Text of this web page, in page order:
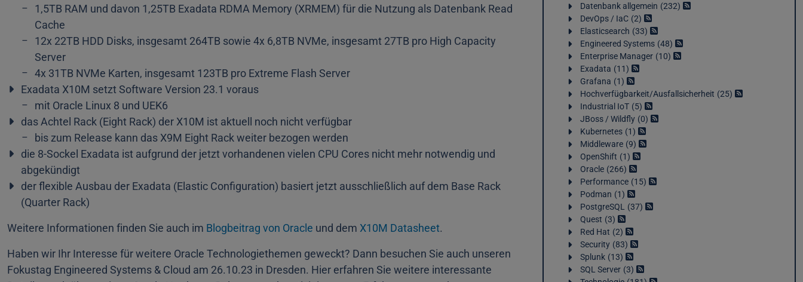
1,5TB RAM und davon 1,25TB Exadata RDMA Memory (XRMEM) für die Nutzung als Datenbank Read
Cache
12x 22TB HDD Disks, insgesamt 264TB sowie 4x 6,8TB NVMe, insgesamt 27TB pro High Capacity
Server
4x 31TB NVMe Karten, insgesamt 123TB pro Extreme Flash Server
Exadata X10M setzt Software Version 23.1 voraus
mit Oracle Linux 8 und UEK6
das Achtel Rack (Eight Rack) der X10M ist aktuell noch nicht verfügbar
bis zum Release kann das X9M Eight Rack weiter bezogen werden
die 8-Sockel Exadata ist aufgrund der jetzt vorhandenen vielen CPU Cores nicht mehr notwendig und
abgekündigt
der flexible Ausbau der Exadata (Elastic Configuration) basiert jetzt ausschließlich auf dem Base Rack
(Quarter Rack)
Weitere Informationen finden Sie auch im Blogbeitrag von Oracle und dem X10M Datasheet.
Haben wir Ihr Interesse für weitere Oracle Technologiethemen geweckt? Dann besuchen Sie auch unseren
Fokustag Engineered Systems & Cloud am 26.10.23 in Dresden. Hier erfahren Sie weitere interessante
Datenbank allgemein 232
DevOps / IaC 2
Elasticsearch 33
Engineered Systems 48
Enterprise Manager 10
Exadata 11
Grafana 1
Hochverfügbarkeit/Ausfallsicherheit 25
Industrial IoT 5
JBoss / Wildfly 0
Kubernetes 1
Middleware 9
OpenShift 1
Oracle 266
Performance 15
Podman 1
PostgreSQL 37
Quest 3
Red Hat 2
Security 83
Splunk 13
SQL Server 3